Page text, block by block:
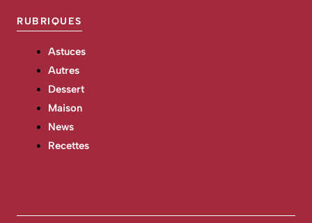
RUBRIQUES
Astuces
Autres
Dessert
Maison
News
Recettes